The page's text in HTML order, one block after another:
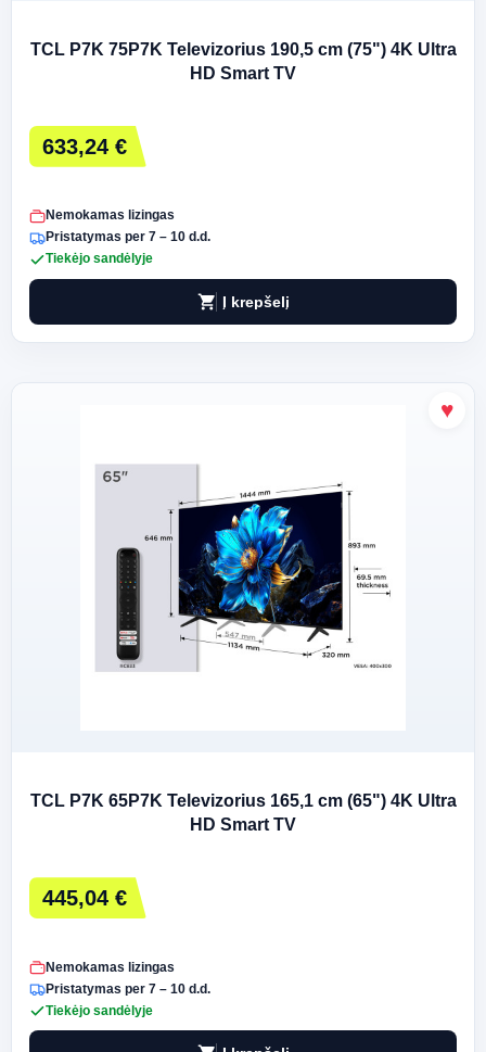
TCL P7K 75P7K Televizorius 190,5 cm (75") 4K Ultra
HD Smart TV
633,24 €
Nemokamas lizingas
Pristatymas per 7 – 10 d.d.
Tiekėjo sandėlyje
shopping_cart Į krepšelį
TCL P7K 65P7K Televizorius 165,1 cm (65") 4K Ultra
HD Smart TV
445,04 €
Nemokamas lizingas
Pristatymas per 7 – 10 d.d.
Tiekėjo sandėlyje